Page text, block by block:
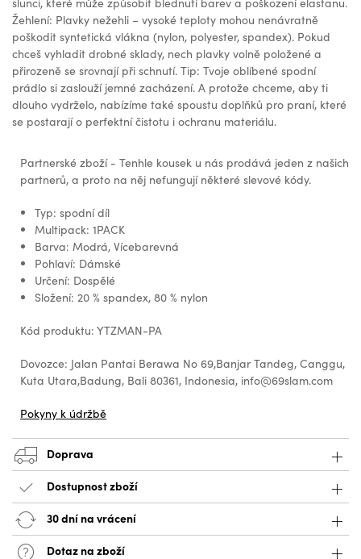
Žehlení: Plavky nežehli – vysoké teploty mohou nenávratně
poškodit syntetická vlákna (nylon, polyester, spandex). Pokud
chceš vyhladit drobné sklady, nech plavky volně položené a
přirozeně se srovnají při schnutí. Tip: Tvoje oblíbené spodní
prádlo si zaslouží jemné zacházení. A protože chceme, aby ti
dlouho vydrželo, nabízíme také spoustu doplňků pro praní, které
se postarají o perfektní čistotu i ochranu materiálu.
Partnerské zboží - Tenhle kousek u nás prodává jeden z našich
partnerů, a proto na něj nefungují některé slevové kódy.
Typ: spodní díl
Multipack: 1PACK
Barva: Modrá, Vícebarevná
Pohlaví: Dámské
Určení: Dospělé
Složení: 20 % spandex, 80 % nylon
Kód produktu: YTZMAN-PA
Dovozce: Jalan Pantai Berawa No 69,Banjar Tandeg, Canggu,
Kuta Utara,Badung, Bali 80361, Indonesia, info@69slam.com
Pokyny k údržbě
Doprava
Dostupnost zboží
30 dní na vrácení
Dotaz na zboží